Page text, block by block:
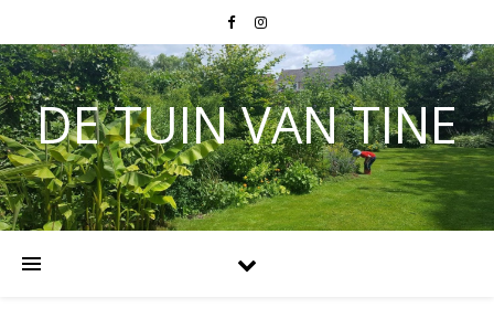
DE TUIN VAN TINE